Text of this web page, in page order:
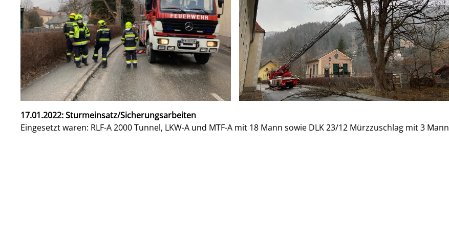
17.01.2022: Sturmeinsatz/Sicherungsarbeiten
Eingesetzt waren: RLF-A 2000 Tunnel, LKW-A und MTF-A mit 18 Mann sowie DLK 23/12 Mürzzuschlag mit 3 Mann